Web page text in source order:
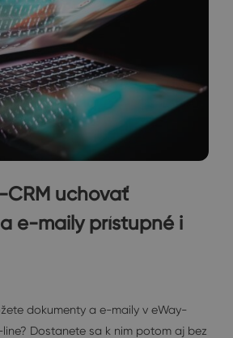
CRM uchovať
e-maily prístupné i
dokumenty a e-maily v eWay-
Dostanete sa k nim potom aj bez